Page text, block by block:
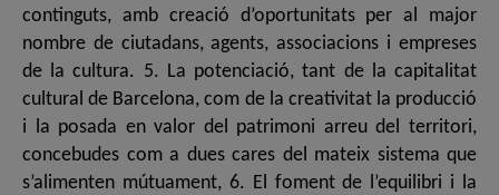
continguts, amb creació d’oportunitats per al major
nombre de ciutadans, agents, associacions i empreses
de la cultura. 5. La potenciació, tant de la capitalitat
cultural de Barcelona, com de la creativitat la producció
i la posada en valor del patrimoni arreu del territori,
concebudes com a dues cares del mateix sistema que
s’alimenten mútuament, 6. El foment de l’equilibri i la